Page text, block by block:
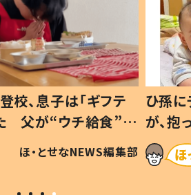
校、息子は「ギフテ
父が“ウチ給食”を
理由とは #令和の親
ほ・とせなNEWS編集部
ひ孫
が、
「涙が
い」